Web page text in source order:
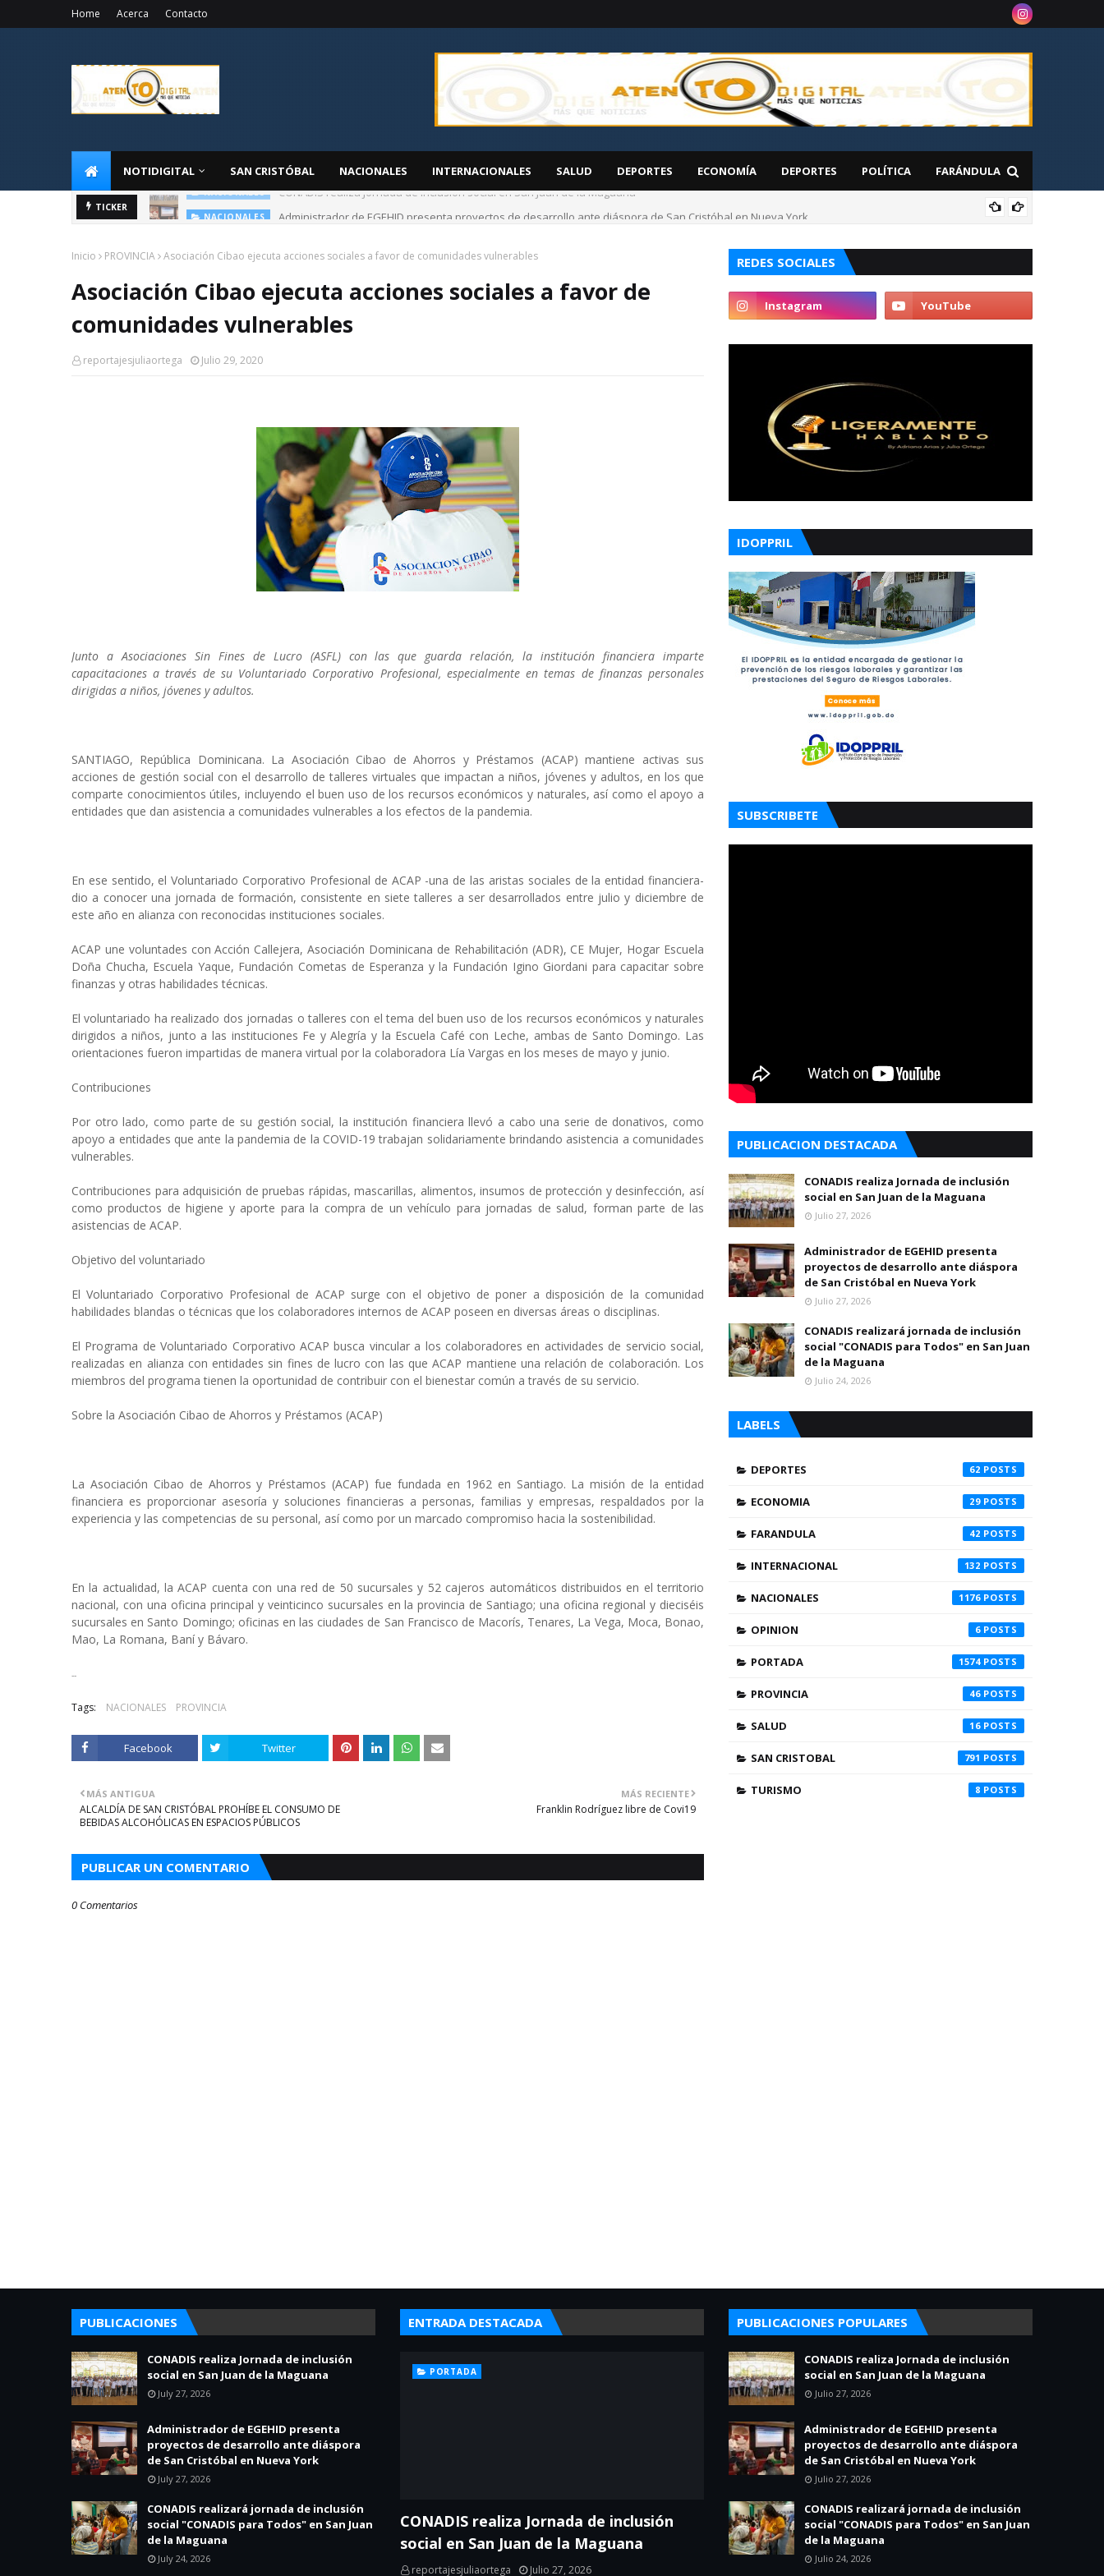
Home Acerca Contacto
NOTIDIGITAL SAN CRISTÓBAL NACIONALES INTERNACIONALES SALUD DEPORTES ECONOMÍA DEPORTES POLÍTICA FARÁNDULA
TICKER NACIONALES
Inicio PROVINCIA Asociación Cibao ejecuta acciones sociales a favor de comunidades vulnerables
Asociación Cibao ejecuta acciones sociales a favor de
comunidades vulnerables
reportajesjuliaortega Julio 29, 2020
Junto a Asociaciones Sin Fines de Lucro (ASFL) con las que guarda relación, la institución financiera imparte
capacitaciones a través de su Voluntariado Corporativo Profesional, especialmente en temas de finanzas personales
dirigidas a niños, jóvenes y adultos.
SANTIAGO, República Dominicana. La Asociación Cibao de Ahorros y Préstamos (ACAP) mantiene activas sus
acciones de gestión social con el desarrollo de talleres virtuales que impactan a niños, jóvenes y adultos, en los que
comparte conocimientos útiles, incluyendo el buen uso de los recursos económicos y naturales, así como el apoyo a
entidades que dan asistencia a comunidades vulnerables a los efectos de la pandemia.
En ese sentido, el Voluntariado Corporativo Profesional de ACAP -una de las aristas sociales de la entidad financiera-
dio a conocer una jornada de formación, consistente en siete talleres a ser desarrollados entre julio y diciembre de
este año en alianza con reconocidas instituciones sociales.
ACAP une voluntades con Acción Callejera, Asociación Dominicana de Rehabilitación (ADR), CE Mujer, Hogar Escuela
Doña Chucha, Escuela Yaque, Fundación Cometas de Esperanza y la Fundación Igino Giordani para capacitar sobre
finanzas y otras habilidades técnicas.
El voluntariado ha realizado dos jornadas o talleres con el tema del buen uso de los recursos económicos y naturales
dirigidos a niños, junto a las instituciones Fe y Alegría y la Escuela Café con Leche, ambas de Santo Domingo. Las
orientaciones fueron impartidas de manera virtual por la colaboradora Lía Vargas en los meses de mayo y junio.
Contribuciones
Por otro lado, como parte de su gestión social, la institución financiera llevó a cabo una serie de donativos, como
apoyo a entidades que ante la pandemia de la COVID-19 trabajan solidariamente brindando asistencia a comunidades
vulnerables.
Contribuciones para adquisición de pruebas rápidas, mascarillas, alimentos, insumos de protección y desinfección, así
como productos de higiene y aporte para la compra de un vehículo para jornadas de salud, forman parte de las
asistencias de ACAP.
Objetivo del voluntariado
El Voluntariado Corporativo Profesional de ACAP surge con el objetivo de poner a disposición de la comunidad
habilidades blandas o técnicas que los colaboradores internos de ACAP poseen en diversas áreas o disciplinas.
El Programa de Voluntariado Corporativo ACAP busca vincular a los colaboradores en actividades de servicio social,
realizadas en alianza con entidades sin fines de lucro con las que ACAP mantiene una relación de colaboración. Los
miembros del programa tienen la oportunidad de contribuir con el bienestar común a través de su servicio.
Sobre la Asociación Cibao de Ahorros y Préstamos (ACAP)
La Asociación Cibao de Ahorros y Préstamos (ACAP) fue fundada en 1962 en Santiago. La misión de la entidad
financiera es proporcionar asesoría y soluciones financieras a personas, familias y empresas, respaldados por la
experiencia y las competencias de su personal, así como por un marcado compromiso hacia la sostenibilidad.
En la actualidad, la ACAP cuenta con una red de 50 sucursales y 52 cajeros automáticos distribuidos en el territorio
nacional, con una oficina principal y veinticinco sucursales en la provincia de Santiago; una oficina regional y dieciséis
sucursales en Santo Domingo; oficinas en las ciudades de San Francisco de Macorís, Tenares, La Vega, Moca, Bonao,
Mao, La Romana, Baní y Bávaro.
--
Tags: NACIONALES PROVINCIA
Facebook Twitter
MÁS RECIENTE
Franklin Rodríguez libre de Covi19
MÁS ANTIGUA
ALCALDÍA DE SAN CRISTÓBAL PROHÍBE EL CONSUMO DE
BEBIDAS ALCOHÓLICAS EN ESPACIOS PÚBLICOS
PUBLICAR UN COMENTARIO
0 Comentarios
REDES SOCIALES
IDOPPRIL
SUBSCRIBETE
PUBLICACION DESTACADA
CONADIS realiza Jornada de inclusión
social en San Juan de la Maguana
Julio 27, 2026
Administrador de EGEHID presenta
proyectos de desarrollo ante diáspora
de San Cristóbal en Nueva York
Julio 27, 2026
CONADIS realizará jornada de inclusión
social "CONADIS para Todos" en San Juan
de la Maguana
Julio 24, 2026
LABELS
DEPORTES 62
ECONOMIA 29
FARANDULA 42
INTERNACIONAL 132
NACIONALES 1176
OPINION 6
PORTADA 1574
PROVINCIA 46
SALUD 16
SAN CRISTOBAL 791
TURISMO 8
PUBLICACIONES
CONADIS realiza Jornada de inclusión
social en San Juan de la Maguana
July 27, 2026
Administrador de EGEHID presenta
proyectos de desarrollo ante diáspora
de San Cristóbal en Nueva York
July 27, 2026
CONADIS realizará jornada de inclusión
social "CONADIS para Todos" en San Juan
de la Maguana
July 24, 2026
ENTRADA DESTACADA
PORTADA
CONADIS realiza Jornada de inclusión
social en San Juan de la Maguana
reportajesjuliaortega Julio 27, 2026
PUBLICACIONES POPULARES
CONADIS realiza Jornada de inclusión
social en San Juan de la Maguana
Julio 27, 2026
Administrador de EGEHID presenta
proyectos de desarrollo ante diáspora
de San Cristóbal en Nueva York
Julio 27, 2026
CONADIS realizará jornada de inclusión
social "CONADIS para Todos" en San Juan
de la Maguana
Julio 24, 2026